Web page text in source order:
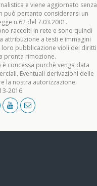
e viene aggiornato senza
può pertanto considerarsi un
n.62 del 7.03.2001.
raccolti in rete e sono quindi
attribuzione a testi e immagini
pubblicazione violi dei diritti
pronta rimozione.
concessa purchè venga data
Eventuali derivazioni delle
la nostra autorizzazione.
2016